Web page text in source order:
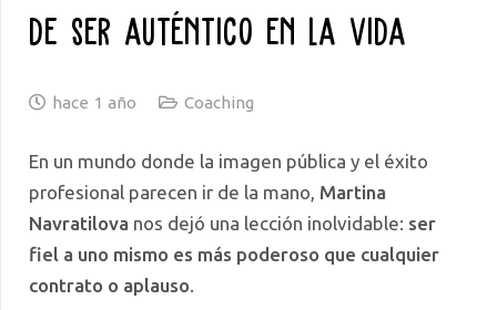
de ser auténtico en la vida
hace 1 año Coaching
En un mundo donde la imagen pública y el éxito
profesional parecen ir de la mano, Martina
Navratilova nos dejó una lección inolvidable: ser
fiel a uno mismo es más poderoso que cualquier
contrato o aplauso.